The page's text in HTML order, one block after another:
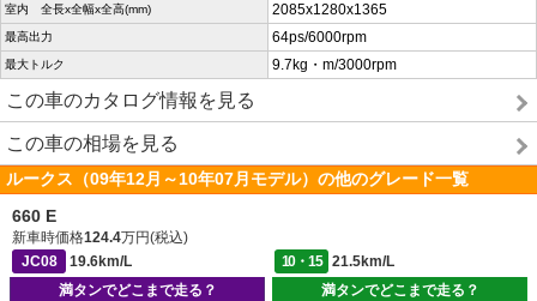
室内 全長x全幅x全高(mm) 2085x1280x1365
最高出力 64ps/6000rpm
最大トルク 9.7kg・m/3000rpm
この車のカタログ情報を見る
この車の相場を見る
ルークス（09年12月～10年07月モデル）の他のグレード一覧
660 E
新車時価格124.4万円(税込)
JC08
19.6km/L 10・15
21.5km/L
満タンでどこまで走る？
満タンでどこまで走る？